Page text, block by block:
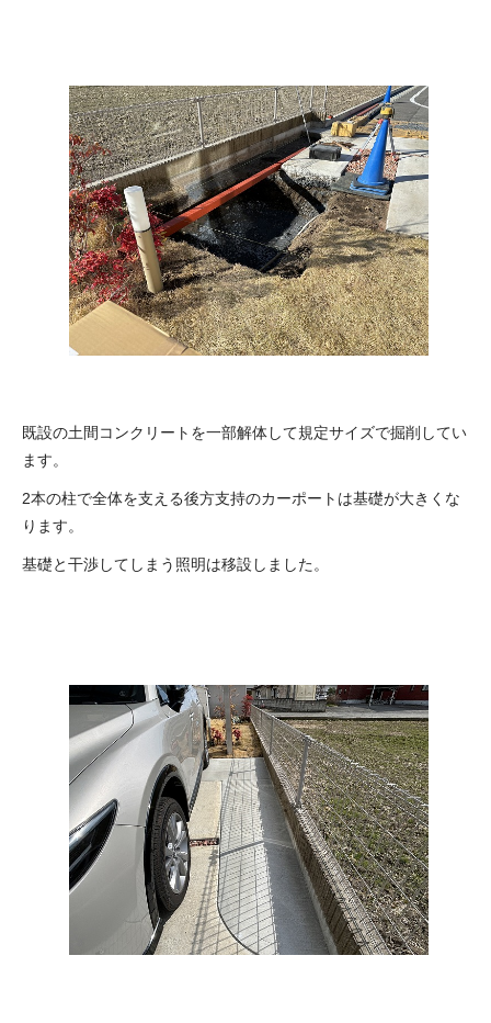
既設の土間コンクリートを一部解体して規定サイズで掘削してい
ます。
2本の柱で全体を支える後方支持のカーポートは基礎が大きくな
ります。
基礎と干渉してしまう照明は移設しました。